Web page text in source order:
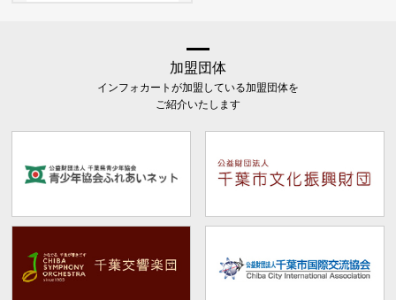
加盟団体
インフォカートが加盟している加盟団体を
ご紹介いたします